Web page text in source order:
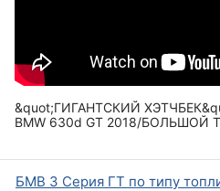
&quot;ГИГАНТСКИЙ
BMW 630d GT 2018/БОЛЬШОЙ
БМВ 3 Серия ГТ по типу